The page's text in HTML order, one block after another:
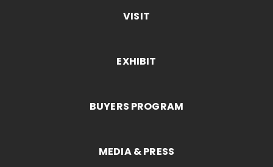
VISIT
EXHIBIT
BUYERS PROGRAM
MEDIA & PRESS